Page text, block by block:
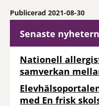
Publicerad 2021-08-30
Senaste
Nationell
samverkan
med En frisk